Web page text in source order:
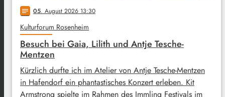
notes 05. August 2026 13:30
Kulturforum Rosenheim
Besuch bei Gaia, Lilith und Antje Tesche-
Mentzen
Kürzlich durfte ich im Atelier von Antje Tesche-Mentzen
in Hafendorf ein phantastisches Konzert erleben. Kit
Armstrong spielte im Rahmen des Immling Festivals im